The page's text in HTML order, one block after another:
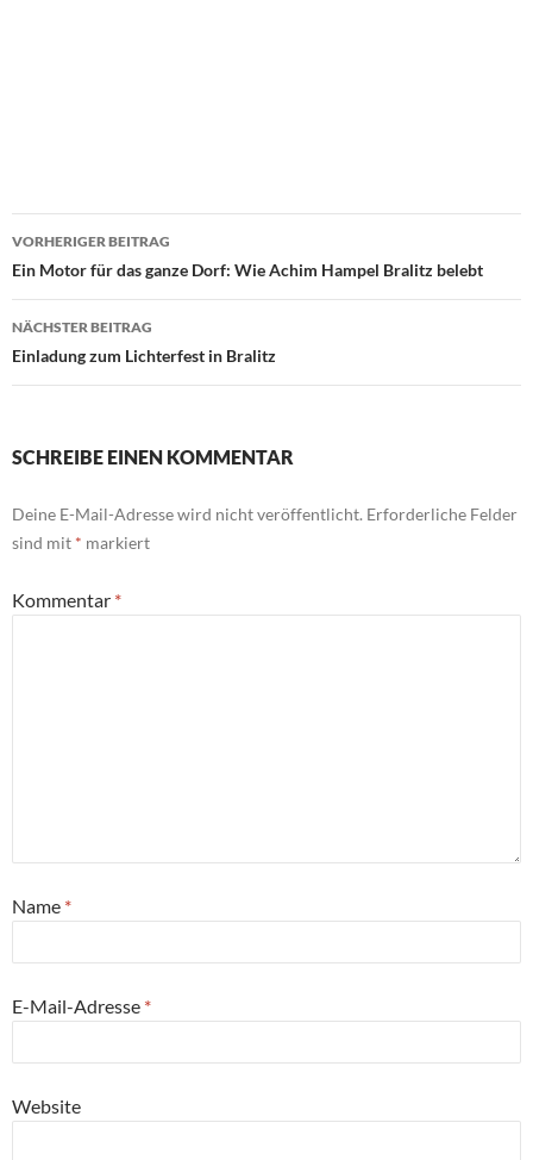
Beitragsnavigation
VORHERIGER BEITRAG
Ein Motor für das ganze Dorf: Wie Achim Hampel Bralitz belebt
NÄCHSTER BEITRAG
Einladung zum Lichterfest in Bralitz
SCHREIBE EINEN KOMMENTAR
Deine E-Mail-Adresse wird nicht veröffentlicht. Erforderliche Felder
sind mit * markiert
Kommentar *
Name *
E-Mail-Adresse *
Website